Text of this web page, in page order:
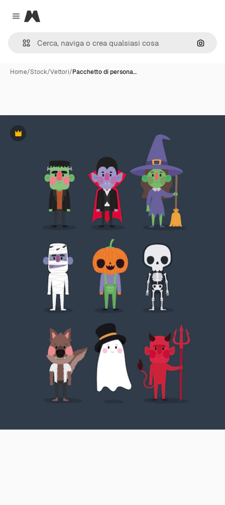
Close menu
Magnific
Cerca
Home/Stock/Vettori/Pacchetto di persona…
Premium